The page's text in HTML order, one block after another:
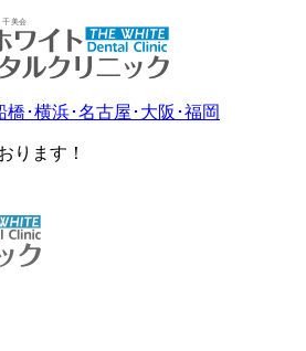
橋 ･横浜･名古屋 ･ 大阪 ･福岡
ります！